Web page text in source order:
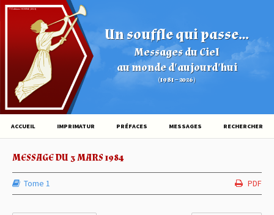
Un souffle qui passe...
Messages du Ciel
au monde d'aujourd'hui
(1981 – 2026)
© Éditions HOVINE (2026)
ACCUEIL IMPRIMATUR PRÉFACES MESSAGES RECHERCHER
MESSAGE DU 3 MARS 1984
Tome 1 PDF